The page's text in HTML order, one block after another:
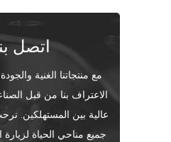
اتصل
مع منتجاتنا الغنية
الاعتراف بنا من قبل
عالية بين المستهلكين.
جميع مناحي الحياة لزيارة